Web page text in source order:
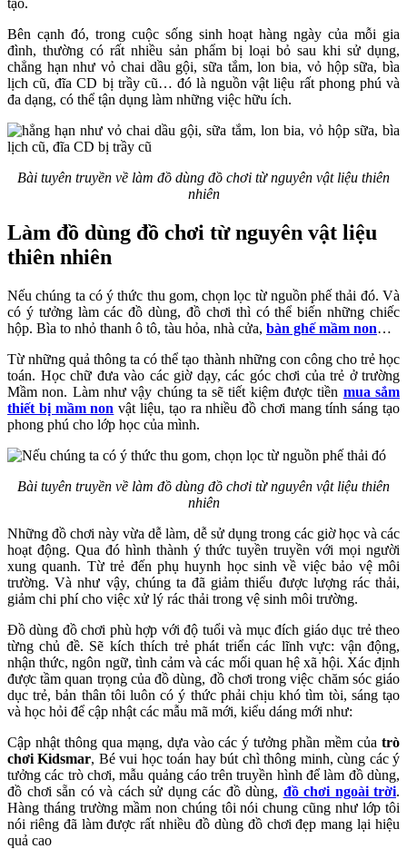
tạo.
Bên cạnh đó, trong cuộc sống sinh hoạt hàng ngày của mỗi gia
đình, thường có rất nhiều sản phẩm bị loại bỏ sau khi sử dụng,
chẳng hạn như vỏ chai dầu gội, sữa tắm, lon bia, vỏ hộp sữa, bìa
lịch cũ, đĩa CD bị trầy cũ… đó là nguồn vật liệu rất phong phú và
đa dạng, có thể tận dụng làm những việc hữu ích.
Bài tuyên truyền về làm đồ dùng đồ chơi từ nguyên vật liệu thiên
nhiên
Làm đồ dùng đồ chơi từ nguyên vật liệu
thiên nhiên
Nếu chúng ta có ý thức thu gom, chọn lọc từ nguồn phế thải đó. Và
có ý tưởng làm các đồ dùng, đồ chơi thì có thể biến những chiếc
hộp. Bìa to nhỏ thanh ô tô, tàu hỏa, nhà cửa, bàn ghế mầm non…
Từ những quả thông ta có thể tạo thành những con công cho trẻ học
toán. Học chữ đưa vào các giờ dạy, các góc chơi của trẻ ở trường
Mầm non. Làm như vậy chúng ta sẽ tiết kiệm được tiền mua sắm
thiết bị mầm non vật liệu, tạo ra nhiều đồ chơi mang tính sáng tạo
phong phú cho lớp học của mình.
Bài tuyên truyền về làm đồ dùng đồ chơi từ nguyên vật liệu thiên
nhiên
Những đồ chơi này vừa dễ làm, dễ sử dụng trong các giờ học và các
hoạt động. Qua đó hình thành ý thức tuyền truyền với mọi người
xung quanh. Từ trẻ đến phụ huynh học sinh về việc bảo vệ môi
trường. Và như vậy, chúng ta đã giảm thiểu được lượng rác thải,
giảm chi phí cho việc xử lý rác thải trong vệ sinh môi trường.
Đồ dùng đồ chơi phù hợp với độ tuổi và mục đích giáo dục trẻ theo
từng chủ đề. Sẽ kích thích trẻ phát triển các lĩnh vực: vận động,
nhận thức, ngôn ngữ, tình cảm và các mối quan hệ xã hội. Xác định
được tầm quan trọng của đồ dùng, đồ chơi trong việc chăm sóc giáo
dục trẻ, bản thân tôi luôn có ý thức phải chịu khó tìm tòi, sáng tạo
và học hỏi để cập nhật các mẫu mã mới, kiểu dáng mới như:
Cập nhật thông qua mạng, dựa vào các ý tưởng phần mềm của trò
chơi Kidsmar, Bé vui học toán hay bút chì thông minh, cùng các ý
tưởng các trò chơi, mẫu quảng cáo trên truyền hình để làm đồ dùng,
đồ chơi sẵn có và cách sử dụng các đồ dùng, đồ chơi ngoài trời.
Hàng tháng trường mầm non chúng tôi nói chung cũng như lớp tôi
nói riêng đã làm được rất nhiều đồ dùng đồ chơi đẹp mang lại hiệu
quả cao